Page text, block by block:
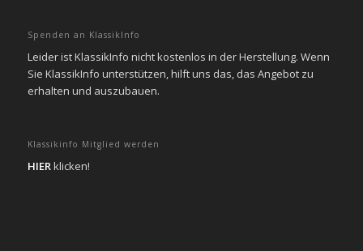
Spenden an KlassikInfo
Leider ist KlassikInfo nicht kostenlos in der Herstellung. Wenn
Sie KlassikInfo unterstützen, hilft uns das, das Angebot zu
erhalten und auszubauen.
Klassikinfo Mitglied werden
HIERklicken!